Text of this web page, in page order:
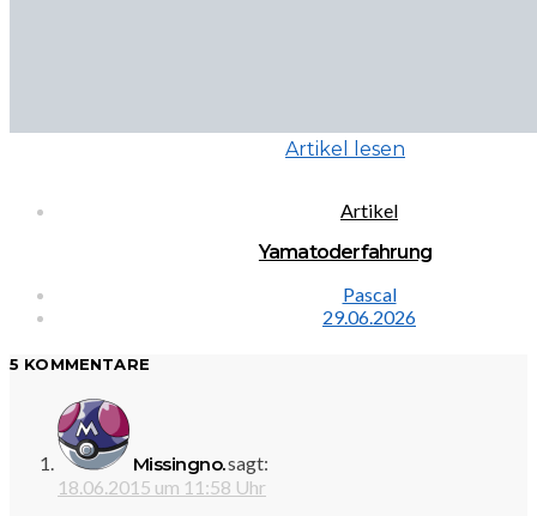
Artikel lesen
Artikel
Yamatoderfahrung
Pascal
29.06.2026
5 KOMMENTARE
Missingno.sagt:
18.06.2015 um 11:58 Uhr